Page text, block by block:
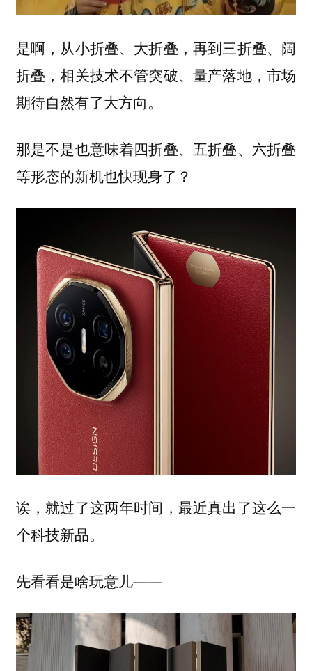
是啊，从小折叠、大折叠，再到三折叠、阔
折叠，相关技术不管突破、量产落地，市场
期待自然有了大方向。
那是不是也意味着四折叠、五折叠、六折叠
等形态的新机也快现身了？
诶，就过了这两年时间，最近真出了这么一
个科技新品。
先看看是啥玩意儿——